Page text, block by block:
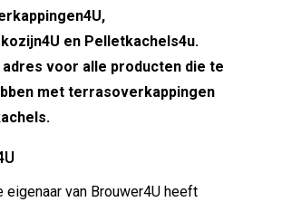
en Pelletkachels4u.
voor alle producten die te
met terrasoverkappingen
eigenaar van Brouwer4U heeft